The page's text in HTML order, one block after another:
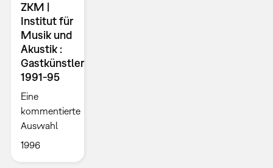
ZKM |
Institut für
Musik und
Akustik :
Gastkünstler
1991-95
Eine
kommentierte
Auswahl
1996